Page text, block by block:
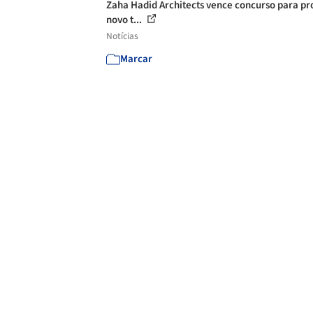
Zaha Hadid Architects vence concurso para
novo t...
Notícias
Marcar